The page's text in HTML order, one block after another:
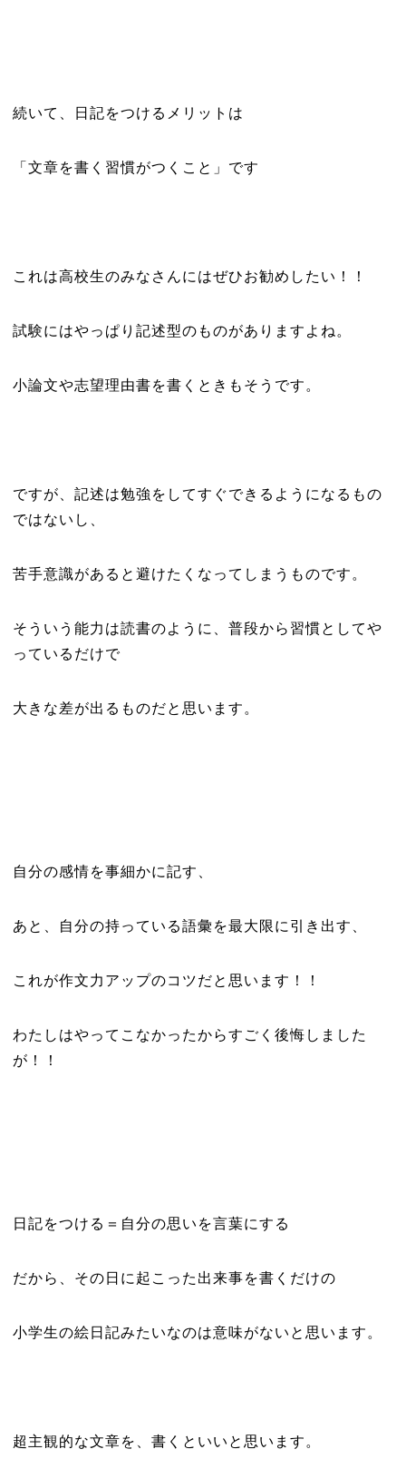
続いて、日記をつけるメリットは
「文章を書く習慣がつくこと」です
これは高校生のみなさんにはぜひお勧めしたい！！
試験にはやっぱり記述型のものがありますよね。
小論文や志望理由書を書くときもそうです。
ですが、記述は勉強をしてすぐできるようになるもの
ではないし、
苦手意識があると避けたくなってしまうものです。
そういう能力は読書のように、普段から習慣としてや
っているだけで
大きな差が出るものだと思います。
自分の感情を事細かに記す、
あと、自分の持っている語彙を最大限に引き出す、
これが作文力アップのコツだと思います！！
わたしはやってこなかったからすごく後悔しました
が！！
日記をつける＝自分の思いを言葉にする
だから、その日に起こった出来事を書くだけの
小学生の絵日記みたいなのは意味がないと思います。
超主観的な文章を、書くといいと思います。